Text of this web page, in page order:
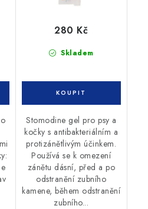
Skladem
280 Kč
Stomodine gel pro psy a
kočky s antibakteriálním a
protizánětlivým účinkem.
Používá se k omezení
zánětu dásní, před a po
odstranění zubního
kamene, během odstranění
zubního...